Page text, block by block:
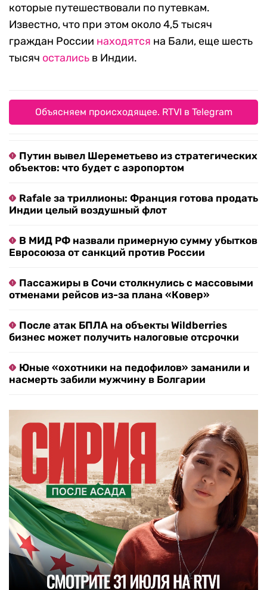
которые путешествовали по путевкам.
Известно, что при этом около 4,5 тысяч
граждан России находятся на Бали, еще шесть
тысяч остались в Индии.
Объясняем происходящее. RTVI в Telegram
Путин вывел Шереметьево из стратегических
объектов: что будет с аэропортом
Rafale за триллионы: Франция готова продать
Индии целый воздушный флот
В МИД РФ назвали примерную сумму убытков
Евросоюза от санкций против России
Пассажиры в Сочи столкнулись с массовыми
отменами рейсов из-за плана «Ковер»
После атак БПЛА на объекты Wildberries
бизнес может получить налоговые отсрочки
Юные «охотники на педофилов» заманили и
насмерть забили мужчину в Болгарии